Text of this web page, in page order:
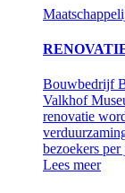
Bouwbedrijf
Valkhof
renovatie
bezoekers per
Lees meer